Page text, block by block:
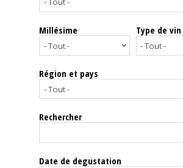
Spiritueux
Notes
dégustation
Le
magazine
Millésime Type de vin
Région et pays
Rechercher
Date de degustation